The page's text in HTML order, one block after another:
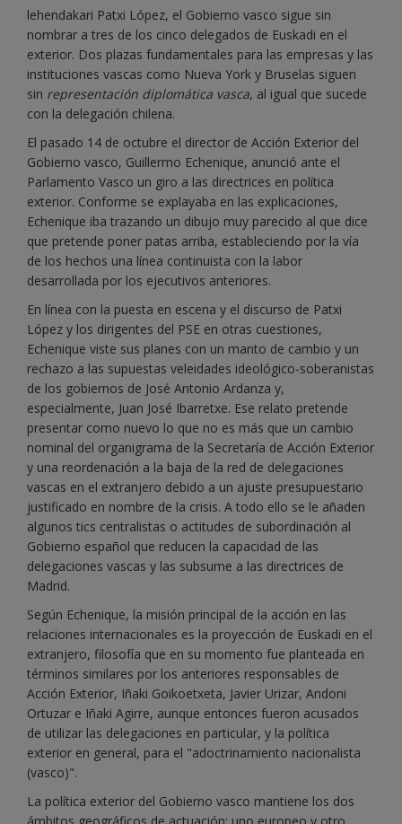
lehendakari Patxi López, el Gobierno vasco sigue sin
nombrar a tres de los cinco delegados de Euskadi en el
exterior. Dos plazas fundamentales para las empresas y las
instituciones vascas como Nueva York y Bruselas siguen
sin representación diplomática vasca, al igual que sucede
con la delegación chilena.
El pasado 14 de octubre el director de Acción Exterior del
Gobierno vasco, Guillermo Echenique, anunció ante el
Parlamento Vasco un giro a las directrices en política
exterior. Conforme se explayaba en las explicaciones,
Echenique iba trazando un dibujo muy parecido al que dice
que pretende poner patas arriba, estableciendo por la vía
de los hechos una línea continuista con la labor
desarrollada por los ejecutivos anteriores.
En línea con la puesta en escena y el discurso de Patxi
López y los dirigentes del PSE en otras cuestiones,
Echenique viste sus planes con un manto de cambio y un
rechazo a las supuestas veleidades ideológico-soberanistas
de los gobiernos de José Antonio Ardanza y,
especialmente, Juan José Ibarretxe. Ese relato pretende
presentar como nuevo lo que no es más que un cambio
nominal del organigrama de la Secretaría de Acción Exterior
y una reordenación a la baja de la red de delegaciones
vascas en el extranjero debido a un ajuste presupuestario
justificado en nombre de la crisis. A todo ello se le añaden
algunos tics centralistas o actitudes de subordinación al
Gobierno español que reducen la capacidad de las
delegaciones vascas y las subsume a las directrices de
Madrid.
Según Echenique, la misión principal de la acción en las
relaciones internacionales es la proyección de Euskadi en el
extranjero, filosofía que en su momento fue planteada en
términos similares por los anteriores responsables de
Acción Exterior, Iñaki Goikoetxeta, Javier Urizar, Andoni
Ortuzar e Iñaki Agirre, aunque entonces fueron acusados
de utilizar las delegaciones en particular, y la política
exterior en general, para el "adoctrinamiento nacionalista
(vasco)".
La política exterior del Gobierno vasco mantiene los dos
ámbitos geográficos de actuación: uno europeo y otro